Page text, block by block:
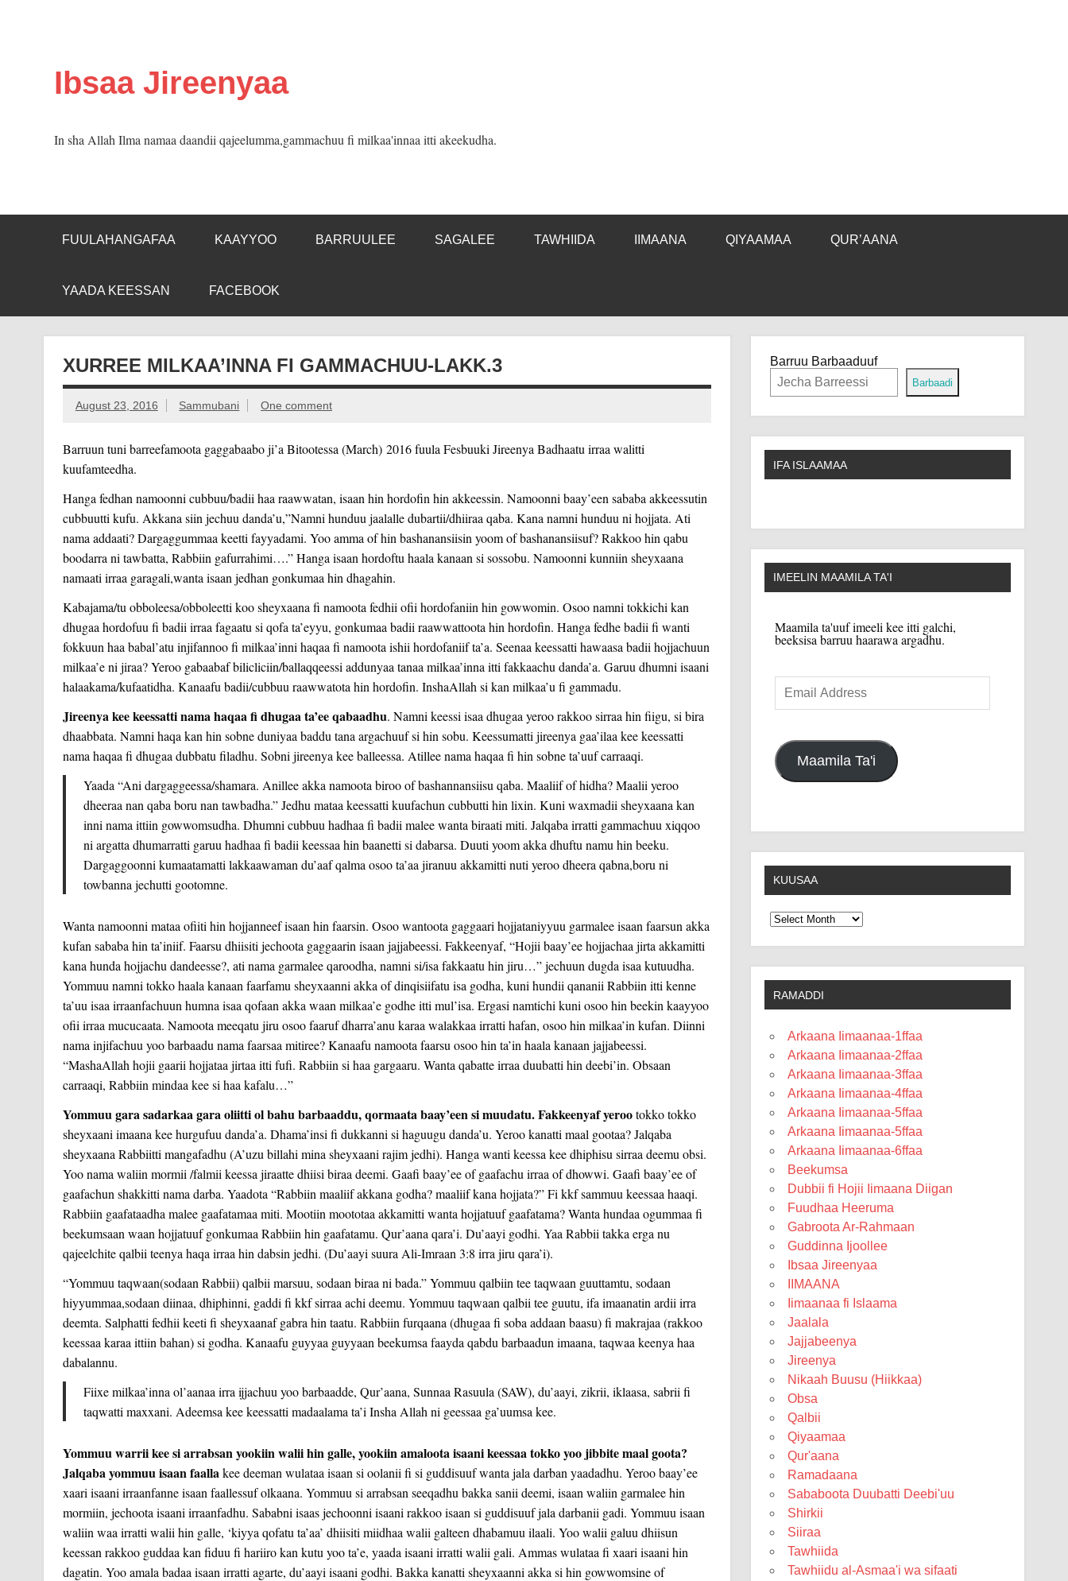
Ibsaa Jireenyaa
In sha Allah Ilma namaa daandii qajeelumma,gammachuu fi milkaa'innaa itti akeekudha.
FUULAHANGAFAA KAAYYOO BARRUULEE SAGALEE TAWHIIDA IIMAANA QIYAAMAA QUR’AANA
YAADA KEESSAN FACEBOOK
XURREE MILKAA’INNA FI GAMMACHUU-LAKK.3
August 23, 2016 Sammubani One comment
Barruun tuni barreefamoota gaggabaabo ji’a Bitootessa (March) 2016 fuula Fesbuuki Jireenya Badhaatu irraa walitti
kuufamteedha.
Hanga fedhan namoonni cubbuu/badii haa raawwatan, isaan hin hordofin hin akkeessin. Namoonni baay’een sababa akkeessutin
cubbuutti kufu. Akkana siin jechuu danda’u,”Namni hunduu jaalalle dubartii/dhiiraa qaba. Kana namni hunduu ni hojjata. Ati
nama addaati? Dargaggummaa keetti fayyadami. Yoo amma of hin bashanansiisin yoom of bashanansiisuf? Rakkoo hin qabu
boodarra ni tawbatta, Rabbiin gafurrahimi….” Hanga isaan hordoftu haala kanaan si sossobu. Namoonni kunniin sheyxaana
namaati irraa garagali,wanta isaan jedhan gonkumaa hin dhagahin.
Kabajama/tu obboleesa/obboleetti koo sheyxaana fi namoota fedhii ofii hordofaniin hin gowwomin. Osoo namni tokkichi kan
dhugaa hordofuu fi badii irraa fagaatu si qofa ta’eyyu, gonkumaa badii raawwattoota hin hordofin. Hanga fedhe badii fi wanti
fokkuun haa babal’atu injifannoo fi milkaa’inni haqaa fi namoota ishii hordofaniif ta’a. Seenaa keessatti hawaasa badii hojjachuun
milkaa’e ni jiraa? Yeroo gabaabaf bilicliciin/ballaqqeessi addunyaa tanaa milkaa’inna itti fakkaachu danda’a. Garuu dhumni isaani
halaakama/kufaatidha. Kanaafu badii/cubbuu raawwatota hin hordofin. InshaAllah si kan milkaa’u fi gammadu.
Jireenya kee keessatti nama haqaa fi dhugaa ta’ee qabaadhu. Namni keessi isaa dhugaa yeroo rakkoo sirraa hin fiigu, si bira
dhaabbata. Namni haqa kan hin sobne duniyaa baddu tana argachuuf si hin sobu. Keessumatti jireenya gaa’ilaa kee keessatti
nama haqaa fi dhugaa dubbatu filadhu. Sobni jireenya kee balleessa. Atillee nama haqaa fi hin sobne ta’uuf carraaqi.
Yaada “Ani dargaggeessa/shamara. Anillee akka namoota biroo of bashannansiisu qaba. Maaliif of hidha? Maalii yeroo
dheeraa nan qaba boru nan tawbadha.” Jedhu mataa keessatti kuufachun cubbutti hin lixin. Kuni waxmadii sheyxaana kan
inni nama ittiin gowwomsudha. Dhumni cubbuu hadhaa fi badii malee wanta biraati miti. Jalqaba irratti gammachuu xiqqoo
ni argatta dhumarratti garuu hadhaa fi badii keessaa hin baanetti si dabarsa. Duuti yoom akka dhuftu namu hin beeku.
Dargaggoonni kumaatamatti lakkaawaman du’aaf qalma osoo ta’aa jiranuu akkamitti nuti yeroo dheera qabna,boru ni
towbanna jechutti gootomne.
Wanta namoonni mataa ofiiti hin hojjanneef isaan hin faarsin. Osoo wantoota gaggaari hojjataniyyuu garmalee isaan faarsun akka
kufan sababa hin ta’iniif. Faarsu dhiisiti jechoota gaggaarin isaan jajjabeessi. Fakkeenyaf, “Hojii baay’ee hojjachaa jirta akkamitti
kana hunda hojjachu dandeesse?, ati nama garmalee qaroodha, namni si/isa fakkaatu hin jiru…” jechuun dugda isaa kutuudha.
Yommuu namni tokko haala kanaan faarfamu sheyxaanni akka of dinqisiifatu isa godha, kuni hundii qananii Rabbiin itti kenne
ta’uu isaa irraanfachuun humna isaa qofaan akka waan milkaa’e godhe itti mul’isa. Ergasi namtichi kuni osoo hin beekin kaayyoo
ofii irraa mucucaata. Namoota meeqatu jiru osoo faaruf dharra’anu karaa walakkaa irratti hafan, osoo hin milkaa’in kufan. Diinni
nama injifachuu yoo barbaadu nama faarsaa mitiree? Kanaafu namoota faarsu osoo hin ta’in haala kanaan jajjabeessi.
“MashaAllah hojii gaarii hojjataa jirtaa itti fufi. Rabbiin si haa gargaaru. Wanta qabatte irraa duubatti hin deebi’in. Obsaan
carraaqi, Rabbiin mindaa kee si haa kafalu…”
Yommuu gara sadarkaa gara oliitti ol bahu barbaaddu, qormaata baay’een si muudatu. Fakkeenyaf yerootokko tokko
sheyxaani imaana kee hurgufuu danda’a. Dhama’insi fi dukkanni si haguugu danda’u. Yeroo kanatti maal gootaa? Jalqaba
sheyxaana Rabbiitti mangafadhu (A’uzu billahi mina sheyxaani rajim jedhi). Hanga wanti keessa kee dhiphisu sirraa deemu obsi.
Yoo nama waliin mormii /falmii keessa jiraatte dhiisi biraa deemi. Gaafi baay’ee of gaafachu irraa of dhowwi. Gaafi baay’ee of
gaafachun shakkitti nama darba. Yaadota “Rabbiin maaliif akkana godha? maaliif kana hojjata?” Fi kkf sammuu keessaa haaqi.
Rabbiin gaafataadha malee gaafatamaa miti. Mootiin moototaa akkamitti wanta hojjatuuf gaafatama? Wanta hundaa ogummaa fi
beekumsaan waan hojjatuuf gonkumaa Rabbiin hin gaafatamu. Qur’aana qara’i. Du’aayi godhi. Yaa Rabbii takka erga nu
qajeelchite qalbii teenya haqa irraa hin dabsin jedhi. (Du’aayi suura Ali-Imraan 3:8 irra jiru qara’i).
“Yommuu taqwaan(sodaan Rabbii) qalbii marsuu, sodaan biraa ni bada.” Yommuu qalbiin tee taqwaan guuttamtu, sodaan
hiyyummaa,sodaan diinaa, dhiphinni, gaddi fi kkf sirraa achi deemu. Yommuu taqwaan qalbii tee guutu, ifa imaanatin ardii irra
deemta. Salphatti fedhii keeti fi sheyxaanaf gabra hin taatu. Rabbiin furqaana (dhugaa fi soba addaan baasu) fi makrajaa (rakkoo
keessaa karaa ittiin bahan) si godha. Kanaafu guyyaa guyyaan beekumsa faayda qabdu barbaadun imaana, taqwaa keenya haa
dabalannu.
Fiixe milkaa’inna ol’aanaa irra ijjachuu yoo barbaadde, Qur’aana, Sunnaa Rasuula (SAW), du’aayi, zikrii, iklaasa, sabrii fi
taqwatti maxxani. Adeemsa kee keessatti madaalama ta’i Insha Allah ni geessaa ga’uumsa kee.
Yommuu warrii kee si arrabsan yookiin walii hin galle, yookiin amaloota isaani keessaa tokko yoo jibbite maal goota?
Jalqaba yommuu isaan faalla kee deeman wulataa isaan si oolanii fi si guddisuuf wanta jala darban yaadadhu. Yeroo baay’ee
xaari isaani irraanfanne isaan faallessuf olkaana. Yommuu si arrabsan seeqadhu bakka sanii deemi, isaan waliin garmalee hin
mormiin, jechoota isaani irraanfadhu. Sababni isaas jechoonni isaani rakkoo isaan si guddisuuf jala darbanii gadi. Yommuu isaan
waliin waa irratti walii hin galle, ‘kiyya qofatu ta’aa’ dhiisiti miidhaa walii galteen dhabamuu ilaali. Yoo walii galuu dhiisun
keessan rakkoo guddaa kan fiduu fi hariiro kan kutu yoo ta’e, yaada isaani irratti walii gali. Ammas wulataa fi xaari isaani hin
dagatin. Yoo amala badaa isaan irratti agarte, du’aayi isaani godhi. Bakka kanatti sheyxaanni akka si hin gowwomsine of
Barruu Barbaaduuf
Barbaadi
IFA ISLAAMAA
IMEELIN MAAMILA TA'I
Maamila ta'uuf imeeli kee itti galchi,
beeksisa barruu haarawa argadhu.
Email
Address
Maamila Ta'i
KUUSAA
Kuusaa
RAMADDI
Arkaana Iimaanaa-1ffaa
Arkaana Iimaanaa-2ffaa
Arkaana Iimaanaa-3ffaa
Arkaana Iimaanaa-4ffaa
Arkaana Iimaanaa-5ffaa
Arkaana Iimaanaa-5ffaa
Arkaana Iimaanaa-6ffaa
Beekumsa
Dubbii fi Hojii Iimaana Diigan
Fuudhaa Heeruma
Gabroota Ar-Rahmaan
Guddinna Ijoollee
Ibsaa Jireenyaa
IIMAANA
Iimaanaa fi Islaama
Jaalala
Jajjabeenya
Jireenya
Nikaah Buusu (Hiikkaa)
Obsa
Qalbii
Qiyaamaa
Qur'aana
Ramadaana
Sababoota Duubatti Deebi'uu
Shirkii
Siiraa
Tawhiida
Tawhiidu al-Asmaa'i wa sifaati